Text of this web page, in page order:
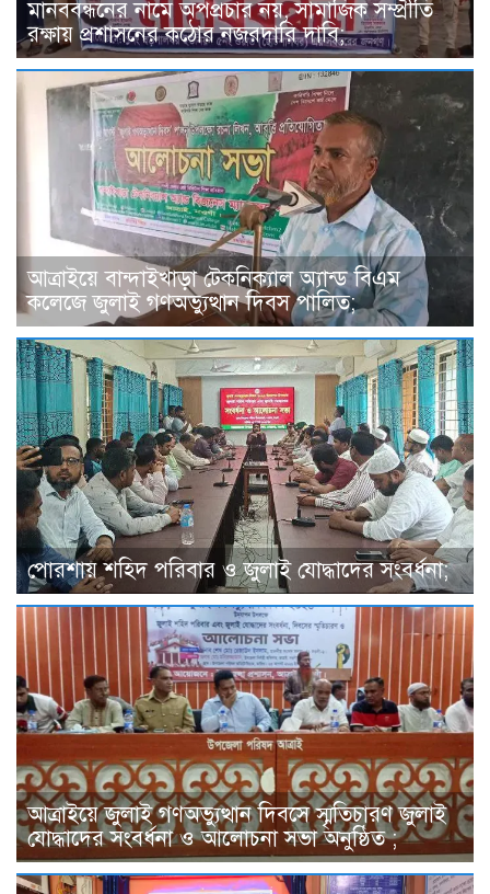
মানববন্ধনের নামে অপপ্রচার নয়, সামাজিক সম্প্রীতি
রক্ষায় প্রশাসনের কঠোর নজরদারি দাবি;
আত্রাইয়ে বান্দাইখাড়া টেকনিক্যাল অ্যান্ড বিএম
কলেজে জুলাই গণঅভ্যুত্থান দিবস পালিত;
পোরশায় শহিদ পরিবার ও জুলাই যোদ্ধাদের সংবর্ধনা;
আত্রাইয়ে জুলাই গণঅভ্যুত্থান দিবসে স্মৃতিচারণ জুলাই
যোদ্ধাদের সংবর্ধনা ও আলোচনা সভা অনুষ্ঠিত ;